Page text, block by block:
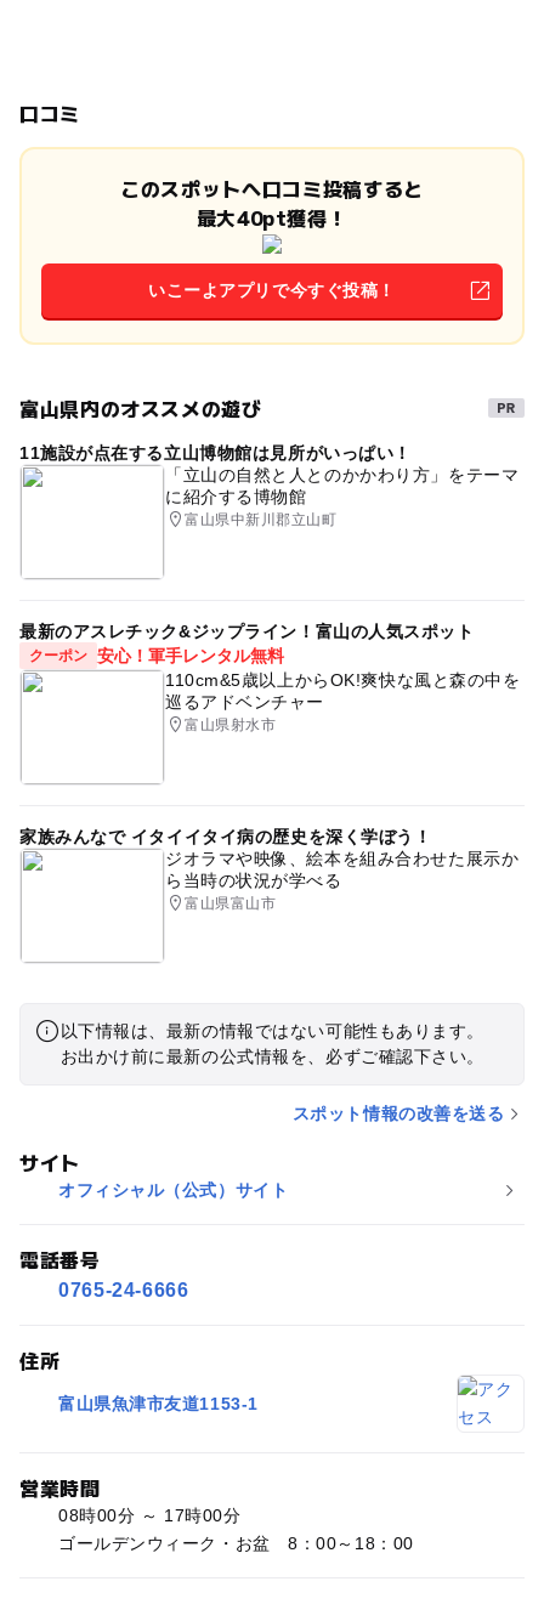
口コミ
このスポットへ口コミ投稿すると
最大40pt獲得！
いこーよアプリで今すぐ投稿！
富山県内のオススメの遊び
11施設が点在する立山博物館は見所がいっぱい！
「立山の自然と人とのかかわり方」をテーマ
に紹介する博物館
富山県中新川郡立山町
最新のアスレチック&ジップライン！富山の人気スポット
クーポン 安心！軍手レンタル無料
110cm&5歳以上からOK!爽快な風と森の中を
巡るアドベンチャー
富山県射水市
家族みんなで イタイイタイ病の歴史を深く学ぼう！
ジオラマや映像、絵本を組み合わせた展示か
ら当時の状況が学べる
富山県富山市
以下情報は、最新の情報ではない可能性もあります。
お出かけ前に最新の公式情報を、必ずご確認下さい。
スポット情報の改善を送る
サイト
オフィシャル（公式）サイト
電話番号
0765-24-6666
住所
富山県魚津市友道1153-1
営業時間
08時00分 ～ 17時00分
ゴールデンウィーク・お盆 8：00～18：00